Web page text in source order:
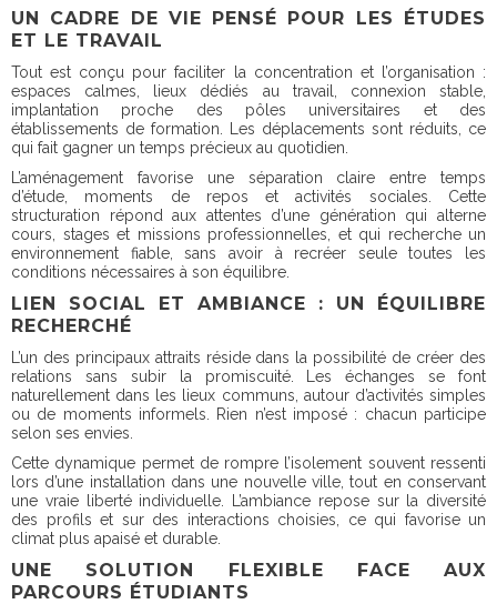
UN CADRE DE VIE PENSÉ POUR LES ÉTUDES
ET LE TRAVAIL
Tout est conçu pour faciliter la concentration et l’organisation :
espaces calmes, lieux dédiés au travail, connexion stable,
implantation proche des pôles universitaires et des
établissements de formation. Les déplacements sont réduits, ce
qui fait gagner un temps précieux au quotidien.
L’aménagement favorise une séparation claire entre temps
d’étude, moments de repos et activités sociales. Cette
structuration répond aux attentes d’une génération qui alterne
cours, stages et missions professionnelles, et qui recherche un
environnement fiable, sans avoir à recréer seule toutes les
conditions nécessaires à son équilibre.
LIEN SOCIAL ET AMBIANCE : UN ÉQUILIBRE
RECHERCHÉ
L’un des principaux attraits réside dans la possibilité de créer des
relations sans subir la promiscuité. Les échanges se font
naturellement dans les lieux communs, autour d’activités simples
ou de moments informels. Rien n’est imposé : chacun participe
selon ses envies.
Cette dynamique permet de rompre l’isolement souvent ressenti
lors d’une installation dans une nouvelle ville, tout en conservant
une vraie liberté individuelle. L’ambiance repose sur la diversité
des profils et sur des interactions choisies, ce qui favorise un
climat plus apaisé et durable.
UNE SOLUTION FLEXIBLE FACE AUX
PARCOURS ÉTUDIANTS